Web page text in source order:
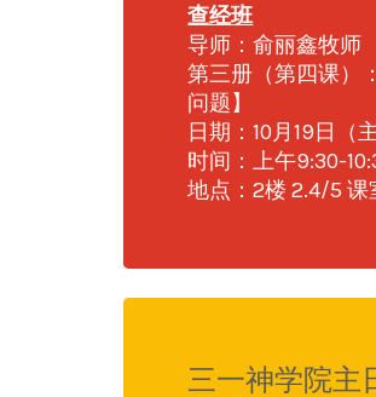
查经班
导师：俞丽鑫牧师
第三册（第四课）
问题】
日期：10月19日（
时间：上午9:30-
地点：2楼 2.4/5 课
三一神学院主